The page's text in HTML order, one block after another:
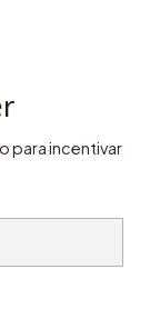
para incentivar